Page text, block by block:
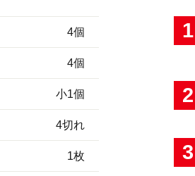
4個
4個
小1個
4切れ
1枚
1
2
3